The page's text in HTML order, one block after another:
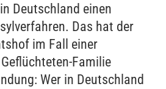
Deutschland einen
Das hat der
im Fall einer
Familie
Wer in Deutschland